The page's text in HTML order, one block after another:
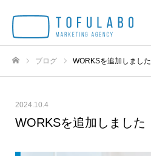
ブログ WORKSを追加しました
2024.10.4
WORKSを追加しました